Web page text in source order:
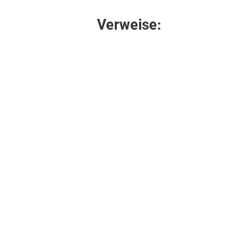
Verweise: